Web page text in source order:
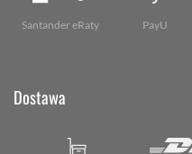
Santander eRaty PayU
Dostawa